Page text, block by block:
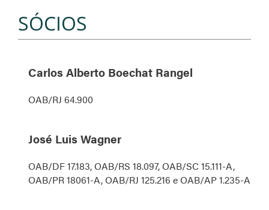
SÓCIOS
Carlos Alberto Boechat Rangel
OAB/RJ 64.900
José Luis Wagner
OAB/DF 17.183, OAB/RS 18.097, OAB/SC 15.111-A,
OAB/PR 18061-A, OAB/RJ 125.216 e OAB/AP 1.235-A